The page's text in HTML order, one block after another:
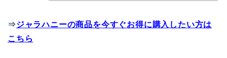
⇒ジャラハニーの商品を今すぐお得に購入したい方は
こちら